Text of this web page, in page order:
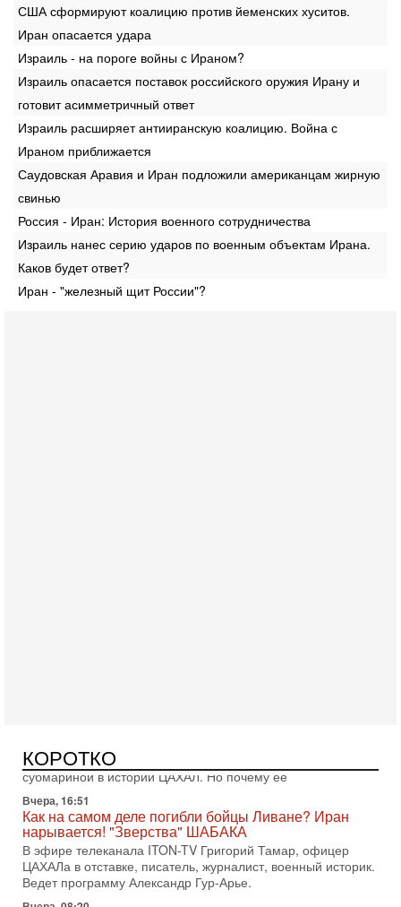
США сформируют коалицию против йеменских хуситов.
Иран опасается удара
Израиль - на пороге войны с Ираном?
Израиль опасается поставок российского оружия Ирану и
готовит асимметричный ответ
Израиль расширяет антииранскую коалицию. Война с
Ираном приближается
Саудовская Аравия и Иран подложили американцам жирную
свинью
Россия - Иран: История военного сотрудничества
Израиль нанес серию ударов по военным объектам Ирана.
Каков будет ответ?
Иран - "железный щит России"?
КОРОТКО
АХИ «Дракон» (Drakon), которая уже стала самой дорогой
субмариной в истории ЦАХАЛ. Но почему её
Вчера, 16:51
Как на самом деле погибли бойцы Ливане? Иран
нарывается! "Зверства" ШАБАКА
В эфире телеканала ITON-TV Григорий Тамар, офицер
ЦАХАЛа в отставке, писатель, журналист, военный историк.
Ведет программу Александр Гур-Арье.